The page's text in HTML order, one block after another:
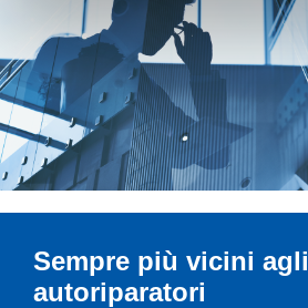
Sempre più vicini agli
autoriparatori